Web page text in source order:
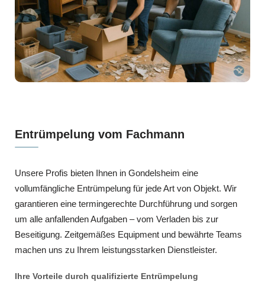
Entrümpelung vom Fachmann
Unsere Profis bieten Ihnen in Gondelsheim eine
vollumfängliche Entrümpelung für jede Art von Objekt. Wir
garantieren eine termingerechte Durchführung und sorgen
um alle anfallenden Aufgaben – vom Verladen bis zur
Beseitigung. Zeitgemäßes Equipment und bewährte Teams
machen uns zu Ihrem leistungsstarken Dienstleister.
Ihre Vorteile durch qualifizierte Entrümpelung